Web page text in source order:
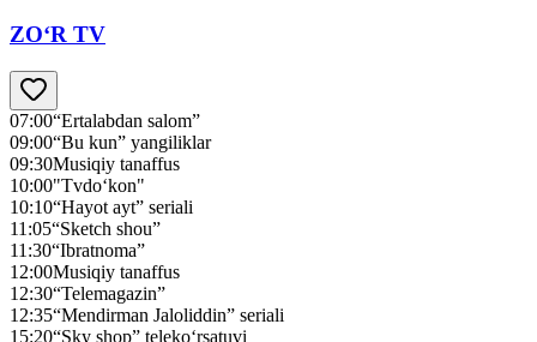
ZO‘R TV
07:00“Ertalabdan salom”
09:00“Bu kun” yangiliklar
09:30Musiqiy tanaffus
10:00"Tvdo‘kon"
10:10“Hayot ayt” seriali
11:05“Sketch shou”
11:30“Ibratnoma”
12:00Musiqiy tanaffus
12:30“Telemagazin”
12:35“Mendirman Jaloliddin” seriali
15:20“Sky shop” teleko‘rsatuvi